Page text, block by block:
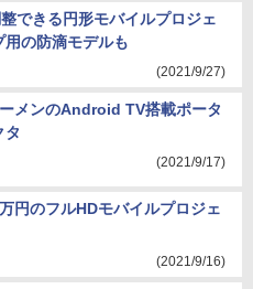
できる円形モバイルプロジェ
用の防滴モデルも
(2021/9/27)
メンのAndroid TV搭載ポータ
タ
(2021/9/17)
円のフルHDモバイルプロジェ
(2021/9/16)